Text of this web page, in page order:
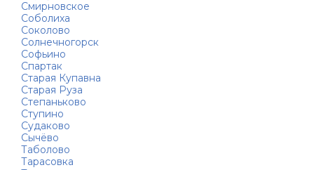
Смирновское
Соболиха
Соколово
Солнечногорск
Софьино
Спартак
Старая Купавна
Старая Руза
Степаньково
Ступино
Судаково
Сычёво
Таболово
Тарасовка